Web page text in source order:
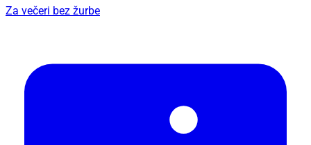
Za večeri bez žurbe